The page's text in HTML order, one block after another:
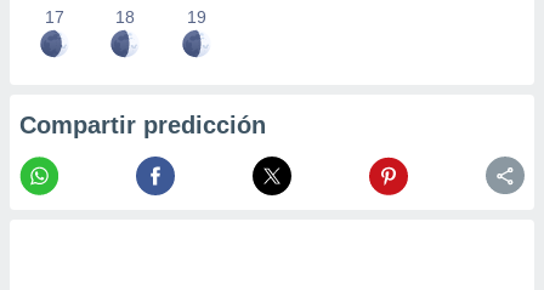
17 18 19
Compartir predicción